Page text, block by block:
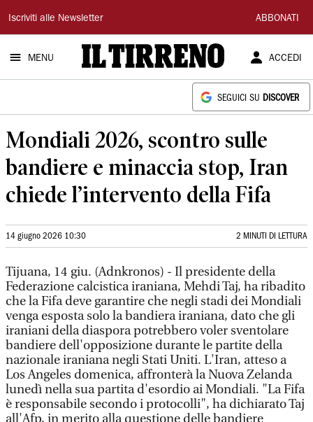
Il
Tirreno
Iscriviti alle Newsletter ABBONATI
MENU ACCEDI
SEGUICI SU DISCOVER
Mondiali 2026, scontro sulle
bandiere e minaccia stop, Iran
chiede l’intervento della Fifa
14 giugno 2026 10:30 2 MINUTI DI LETTURA
Tijuana, 14 giu. (Adnkronos) - Il presidente della
Federazione calcistica iraniana, Mehdi Taj, ha ribadito
che la Fifa deve garantire che negli stadi dei Mondiali
venga esposta solo la bandiera iraniana, dato che gli
iraniani della diaspora potrebbero voler sventolare
bandiere dell'opposizione durante le partite della
nazionale iraniana negli Stati Uniti. L'Iran, atteso a
Los Angeles domenica, affronterà la Nuova Zelanda
lunedì nella sua partita d'esordio ai Mondiali. "La Fifa
è responsabile secondo i protocolli", ha dichiarato Taj
all'Afp, in merito alla questione delle bandiere